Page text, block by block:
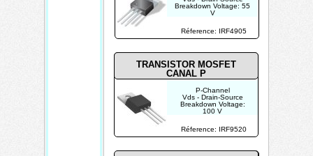
TRANSISTOR MOSFET
CANAL P
Réference: IRF9520
Réference: IRF4905
P-Channel
Vds - Drain-Source
Breakdown Voltage:
100 V
Rds On - Drain-Source
Resistance: 600
Breakdown Voltage: 55
V
Rds On - Drain-Source
Resistance: 20 mOhms